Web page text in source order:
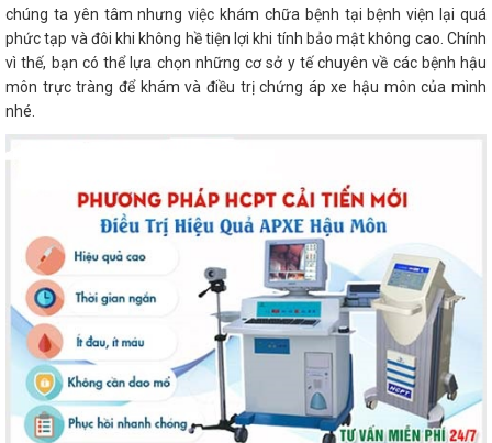
chúng ta yên tâm nhưng việc khám chữa bệnh tại bệnh viện lại quá
phức tạp và đôi khi không hề tiện lợi khi tính bảo mật không cao. Chính
vì thế, bạn có thể lựa chọn những cơ sở y tế chuyên về các bệnh hậu
môn trực tràng để khám và điều trị chứng áp xe hậu môn của mình
nhé.